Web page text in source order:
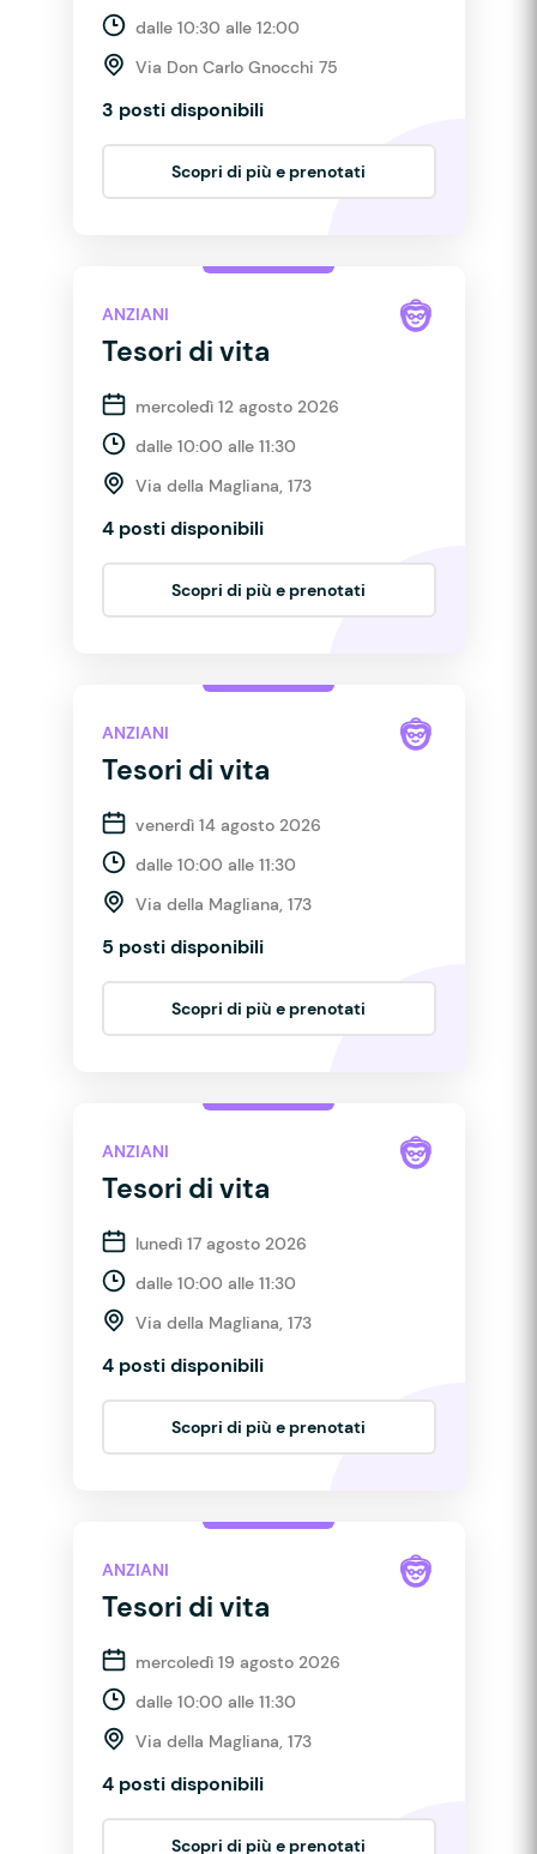
dalle 10:30 alle 12:00
Via Don Carlo Gnocchi 75
3 posti disponibili
Scopri di più e prenotati
ANZIANI
Tesori di vita
mercoledì 12 agosto 2026
dalle 10:00 alle 11:30
Via della Magliana, 173
4 posti disponibili
Scopri di più e prenotati
ANZIANI
Tesori di vita
venerdì 14 agosto 2026
dalle 10:00 alle 11:30
Via della Magliana, 173
5 posti disponibili
Scopri di più e prenotati
ANZIANI
Tesori di vita
lunedì 17 agosto 2026
dalle 10:00 alle 11:30
Via della Magliana, 173
4 posti disponibili
Scopri di più e prenotati
ANZIANI
Tesori di vita
mercoledì 19 agosto 2026
dalle 10:00 alle 11:30
Via della Magliana, 173
4 posti disponibili
Scopri di più e prenotati